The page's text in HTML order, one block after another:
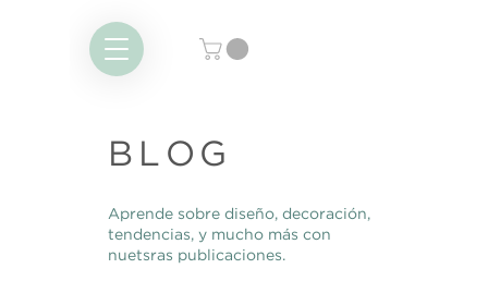
BLOG
Aprende sobre diseño, decoración,
tendencias, y mucho más con
nuetsras publicaciones.